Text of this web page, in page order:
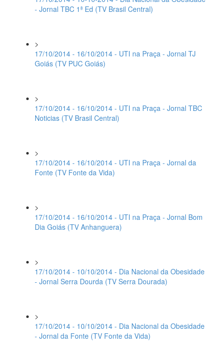
- Jornal TBC 1ª Ed (TV Brasil Central)
>
17/10/2014 - 16/10/2014 - UTI na Praça - Jornal TJ
Goiás (TV PUC Goiás)
>
17/10/2014 - 16/10/2014 - UTI na Praça - Jornal TBC
Noticias (TV Brasil Central)
>
17/10/2014 - 16/10/2014 - UTI na Praça - Jornal da
Fonte (TV Fonte da Vida)
>
17/10/2014 - 16/10/2014 - UTI na Praça - Jornal Bom
Dia Goiás (TV Anhanguera)
>
17/10/2014 - 10/10/2014 - Dia Nacional da Obesidade
- Jornal Serra Dourda (TV Serra Dourada)
>
17/10/2014 - 10/10/2014 - Dia Nacional da Obesidade
- Jornal da Fonte (TV Fonte da Vida)